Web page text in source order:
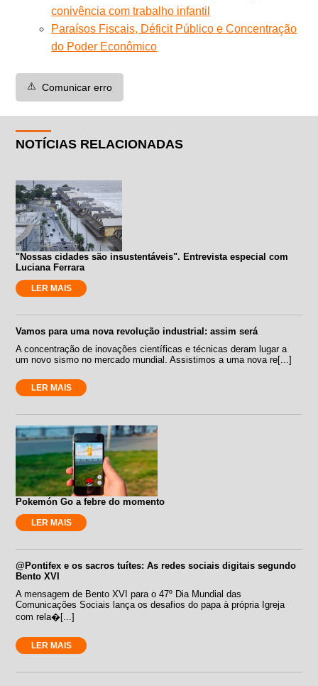
conivência com trabalho infantil
Paraísos Fiscais, Déficit Público e Concentração
do Poder Econômico
⚠️ Comunicar erro
NOTÍCIAS RELACIONADAS
"Nossas cidades são insustentáveis". Entrevista especial com
Luciana Ferrara
LER MAIS
Vamos para uma nova revolução industrial: assim será
A concentração de inovações científicas e técnicas deram lugar a
um novo sismo no mercado mundial. Assistimos a uma nova re[...]
LER MAIS
Pokemón Go a febre do momento
LER MAIS
@Pontifex e os sacros tuítes: As redes sociais digitais segundo
Bento XVI
A mensagem de Bento XVI para o 47º Dia Mundial das
Comunicações Sociais lança os desafios do papa à própria Igreja
com rela�[...]
LER MAIS